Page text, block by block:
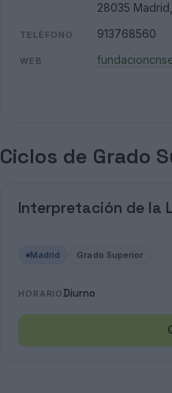
28035
TELÉFONO 913768560
WEB
Ciclos de Grado
Interpretación de la
Madrid Grado Superior
HORARIO Diurno